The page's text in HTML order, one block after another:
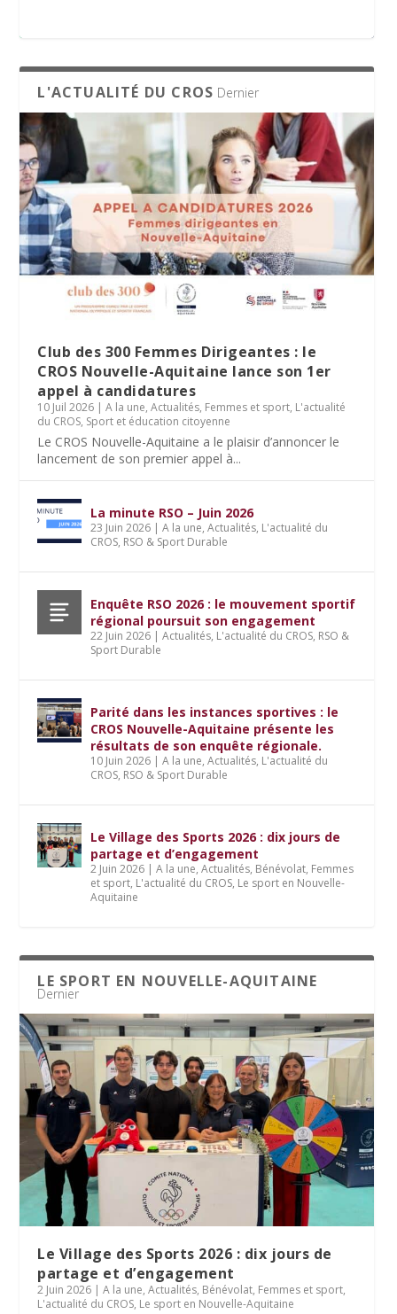
Le Village des Sports 2026 : dix jours de
partage et d’engagement
La minute RSO – Mai 2026
SPORT DATING 2026 : une matinée dédiée
à l’emploi et aux métiers du sport
L'ACTUALITÉ DU CROS Dernier
Club des 300 Femmes Dirigeantes : le
CROS Nouvelle-Aquitaine lance son 1er
appel à candidatures
10 Juil 2026 |A la une,Actualités, Femmes et sport, L'actualité
du CROS, Sport et éducation citoyenne
Le CROS Nouvelle-Aquitaine a le plaisir d’annoncer le
lancement de son premier appel à...
La minute RSO – Juin 2026
23 Juin 2026 |A la une,Actualités, L'actualité du
CROS, RSO & Sport Durable
Enquête RSO 2026 : le mouvement sportif
régional poursuit son engagement
22 Juin 2026 |Actualités, L'actualité du CROS, RSO &
Sport Durable
Parité dans les instances sportives : le
CROS Nouvelle-Aquitaine présente les
résultats de son enquête régionale.
10 Juin 2026 |A la une,Actualités, L'actualité du
CROS, RSO & Sport Durable
Le Village des Sports 2026 : dix jours de
partage et d’engagement
2 Juin 2026 |A la une,Actualités, Bénévolat, Femmes
et sport, L'actualité du CROS, Le sport en Nouvelle-
Aquitaine
LE SPORT EN NOUVELLE-AQUITAINE
Dernier
Le Village des Sports 2026 : dix jours de
partage et d’engagement
2 Juin 2026 |A la une,Actualités, Bénévolat, Femmes et sport,
L'actualité du CROS, Le sport en Nouvelle-Aquitaine